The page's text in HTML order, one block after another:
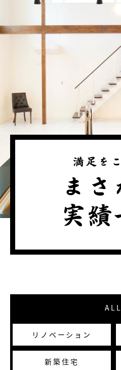
\ 満足を
まさ
実績
ALL
リノベーション
新築住宅